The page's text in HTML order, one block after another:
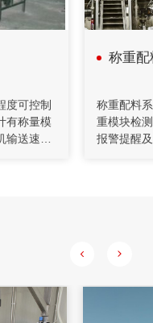
累计积算管理。具有测
。在对施胶系统改造中
搅拌桶，通过调节给料
量计对水量进行计量，
度可控制
有称量模
输送速
称重
称重配料
重模块检
报警提醒
采用变频